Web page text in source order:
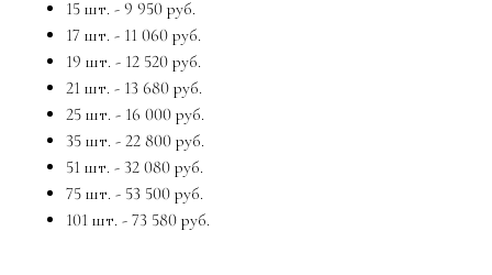
15 шт. - 9 950 руб.
17 шт. - 11 060 руб.
19 шт. - 12 520 руб.
21 шт. - 13 680 руб.
25 шт. - 16 000 руб.
35 шт. - 22 800 руб.
51 шт. - 32 080 руб.
75 шт. - 53 500 руб.
101 шт. - 73 580 руб.